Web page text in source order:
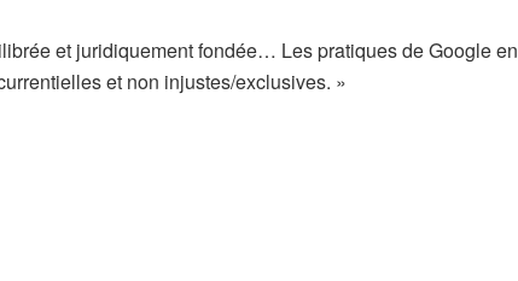
et juridiquement fondée… Les pratiques de Google en
et non injustes/exclusives. »